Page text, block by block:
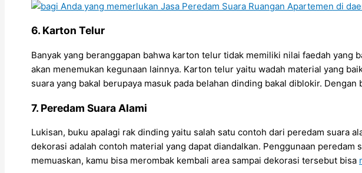
6. Karton Telur
Banyak yang beranggapan bahwa karton telur tidak memiliki nilai faedah yang
akan menemukan kegunaan lainnya. Karton telur yaitu wadah material yang
suara yang bakal berupaya masuk pada belahan dinding bakal diblokir.
7. Peredam Suara Alami
Lukisan, buku apalagi rak dinding yaitu salah satu contoh dari peredam suara
dekorasi adalah contoh material yang dapat diandalkan. Penggunaan
memuaskan, kamu bisa merombak kembali area sampai dekorasi tersebut bisa